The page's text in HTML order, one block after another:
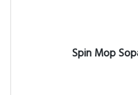
Spin Mop